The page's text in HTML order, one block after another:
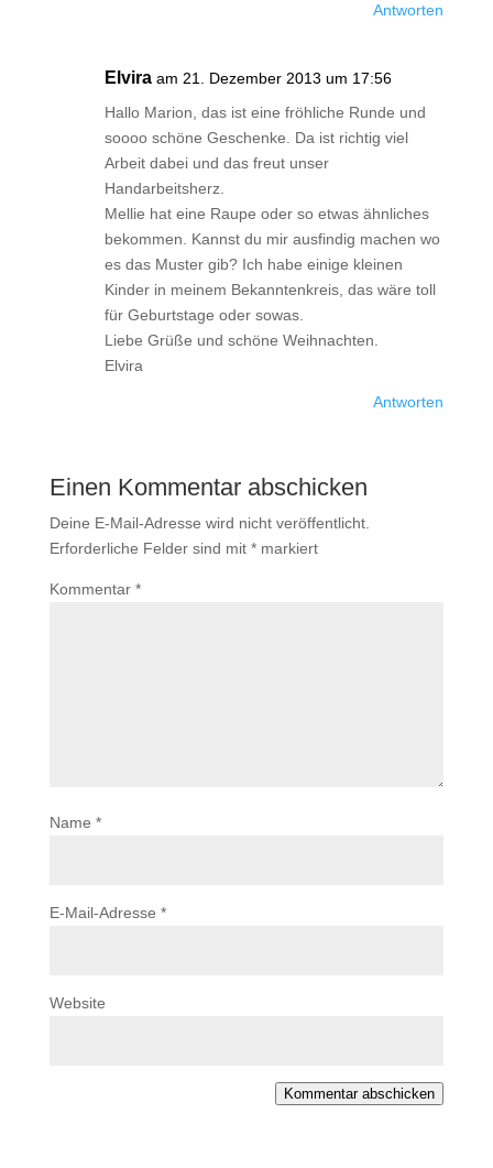
Antworten
Elvira am 21. Dezember 2013 um 17:56
Hallo Marion, das ist eine fröhliche Runde und
soooo schöne Geschenke. Da ist richtig viel
Arbeit dabei und das freut unser
Handarbeitsherz.
Mellie hat eine Raupe oder so etwas ähnliches
bekommen. Kannst du mir ausfindig machen wo
es das Muster gib? Ich habe einige kleinen
Kinder in meinem Bekanntenkreis, das wäre toll
für Geburtstage oder sowas.
Liebe Grüße und schöne Weihnachten.
Elvira
Antworten
Einen Kommentar abschicken
Deine E-Mail-Adresse wird nicht veröffentlicht.
Erforderliche Felder sind mit *markiert
Kommentar *
Name *
E-Mail-Adresse *
Website
Kommentar abschicken